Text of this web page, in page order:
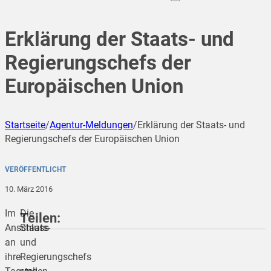
Erklärung der Staats- und
Regierungschefs der
Europäischen Union
Startseite/Agentur-Meldungen/Erklärung der Staats- und
Regierungschefs der Europäischen Union
VERÖFFENTLICHT
10. März 2016
Im
Anschluss
an
ihre
Die
Staats-
und
Regierungschefs
Teilen:
teilen